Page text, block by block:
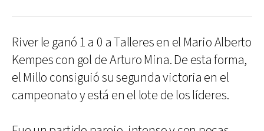
River le ganó 1 a 0 a Talleres en el Mario Alberto
Kempes con gol de Arturo Mina. De esta forma,
el Millo consiguió su segunda victoria en el
campeonato y está en el lote de los líderes.